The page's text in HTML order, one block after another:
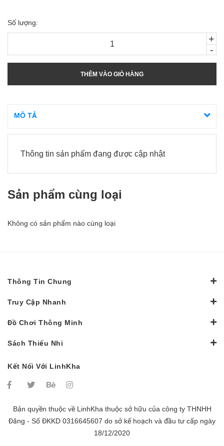
Số lượng:
-
+
THÊM VÀO GIỎ HÀNG
MÔ TẢ
Thông tin sản phẩm đang được cập nhật
Sản phẩm cùng loại
Không có sản phẩm nào cùng loại
Thông Tin Chung
Truy Cập Nhanh
Đồ Chơi Thông Minh
Sách Thiếu Nhi
Kết Nối Với LinhKha
Bản quyền thuộc về LinhKha thuộc sở hữu của công ty THNHH
Đăng - Số ĐKKD 0316645607 do sở kế hoạch và đầu tư cấp ngày
18/12/2020